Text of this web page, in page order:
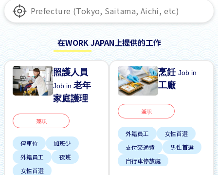
在WORK JAPAN上提供的工作
照護人員
Job in老年
家庭護理
兼职
停車位
加班少
外籍員工
夜班
女性首選
烹飪Job in
工廠
兼职
外籍員工
女性首選
支付交通費
男性首選
自行車停放處